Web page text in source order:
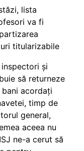
lista
va fi
titularizabile
și
să returneze
acordați
timp de
general,
aceea nu
ne-a cerut să